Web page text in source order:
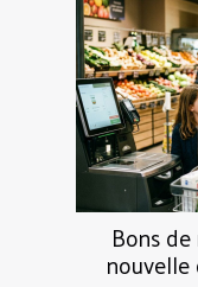
Bons
nouvelle